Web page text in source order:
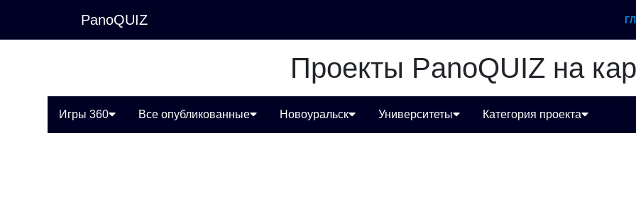
PanoQUIZ
Проекты PanoQUIZ на
Игры 360 Все опубликованные Новоуральск Университеты Категория проекта